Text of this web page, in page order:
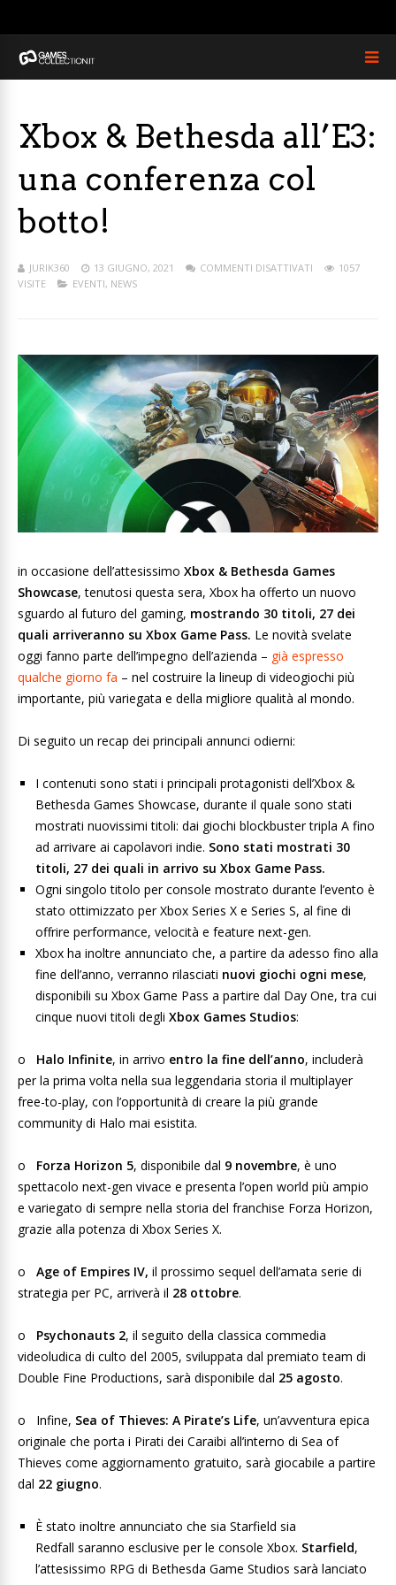
Xbox & Bethesda all’E3:
una conferenza col
botto!
JURIK360 13 GIUGNO, 2021 COMMENTI DISATTIVATI
1057
VISITE
EVENTI, NEWS
in occasione dell’attesissimo Xbox & Bethesda Games
Showcase, tenutosi questa sera, Xbox ha offerto un nuovo
sguardo al futuro del gaming, mostrando 30 titoli, 27 dei
quali arriveranno su Xbox Game Pass. Le novità svelate
oggi fanno parte dell’impegno dell’azienda – già espresso
qualche giorno fa – nel costruire la lineup di videogiochi più
importante, più variegata e della migliore qualità al mondo.
Di seguito un recap dei principali annunci odierni:
I contenuti sono stati i principali protagonisti dell’Xbox &
Bethesda Games Showcase, durante il quale sono stati
mostrati nuovissimi titoli: dai giochi blockbuster tripla A fino
ad arrivare ai capolavori indie. Sono stati mostrati 30
titoli, 27 dei quali in arrivo su Xbox Game Pass.
Ogni singolo titolo per console mostrato durante l’evento è
stato ottimizzato per Xbox Series X e Series S, al fine di
offrire performance, velocità e feature next-gen.
Xbox ha inoltre annunciato che, a partire da adesso fino alla
fine dell’anno, verranno rilasciati nuovi giochi ogni mese,
disponibili su Xbox Game Pass a partire dal Day One, tra cui
cinque nuovi titoli degli Xbox Games Studios:
o Halo Infinite, in arrivo entro la fine dell’anno, includerà
per la prima volta nella sua leggendaria storia il multiplayer
free-to-play, con l’opportunità di creare la più grande
community di Halo mai esistita.
o Forza Horizon 5, disponibile dal 9 novembre, è uno
spettacolo next-gen vivace e presenta l’open world più ampio
e variegato di sempre nella storia del franchise Forza Horizon,
grazie alla potenza di Xbox Series X.
o Age of Empires IV, il prossimo sequel dell’amata serie di
strategia per PC, arriverà il 28 ottobre.
o Psychonauts 2, il seguito della classica commedia
videoludica di culto del 2005, sviluppata dal premiato team di
Double Fine Productions, sarà disponibile dal 25 agosto.
o Infine, Sea of Thieves: A Pirate’s Life, un’avventura epica
originale che porta i Pirati dei Caraibi all’interno di Sea of
Thieves come aggiornamento gratuito, sarà giocabile a partire
dal 22 giugno.
È stato inoltre annunciato che sia Starfield sia
Redfall saranno esclusive per le console Xbox. Starfield,
l’attesissimo RPG di Bethesda Game Studios sarà lanciato